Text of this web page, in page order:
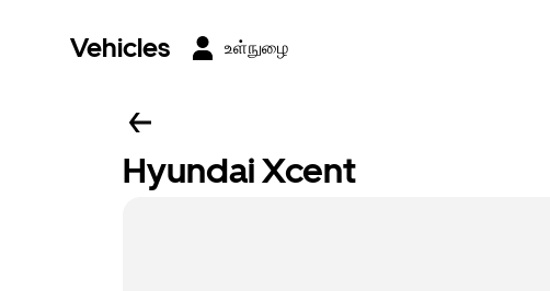
Vehicles உள்நுழை
Hyundai Xcent